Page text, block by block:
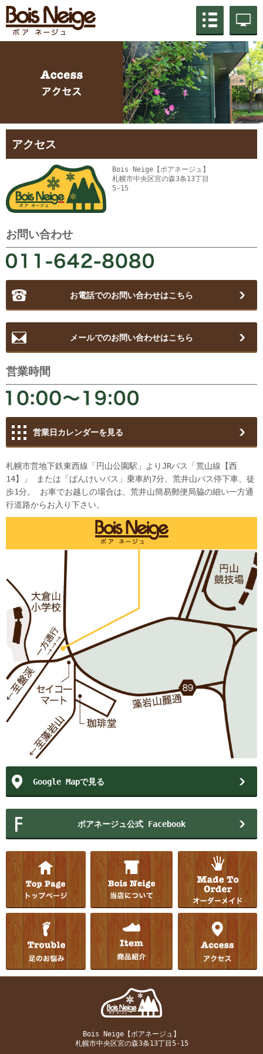
アクセス
Bois Neige【ボアネージュ】
札幌市中央区宮の森3条13丁目
5-15
お問い合わせ
お電話でのお問い合わせはこちら
メールでのお問い合わせはこちら
営業時間
営業日カレンダーを見る
札幌市営地下鉄東西線「円山公園駅」よりJRバス「荒山線【西
14】」 または「ばんけいバス」乗車約7分、荒井山バス停下車、徒
歩1分。 お車でお越しの場合は、荒井山簡易郵便局脇の細い一方通
行道路からお入り下さい。
Google Mapで見る
ボアネージュ公式 Facebook
Bois Neige【ボアネージュ】
札幌市中央区宮の森3条13丁目5-15